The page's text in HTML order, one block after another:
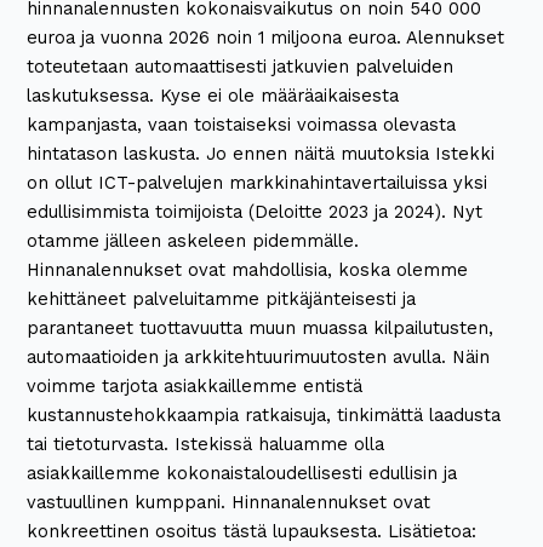
hinnanalennusten kokonaisvaikutus on noin 540 000
euroa ja vuonna 2026 noin 1 miljoona euroa. Alennukset
toteutetaan automaattisesti jatkuvien palveluiden
laskutuksessa. Kyse ei ole määräaikaisesta
kampanjasta, vaan toistaiseksi voimassa olevasta
hintatason laskusta. Jo ennen näitä muutoksia Istekki
on ollut ICT-palvelujen markkinahintavertailuissa yksi
edullisimmista toimijoista (Deloitte 2023 ja 2024). Nyt
otamme jälleen askeleen pidemmälle.
Hinnanalennukset ovat mahdollisia, koska olemme
kehittäneet palveluitamme pitkäjänteisesti ja
parantaneet tuottavuutta muun muassa kilpailutusten,
automaatioiden ja arkkitehtuurimuutosten avulla. Näin
voimme tarjota asiakkaillemme entistä
kustannustehokkaampia ratkaisuja, tinkimättä laadusta
tai tietoturvasta. Istekissä haluamme olla
asiakkaillemme kokonaistaloudellisesti edullisin ja
vastuullinen kumppani. Hinnanalennukset ovat
konkreettinen osoitus tästä lupauksesta. Lisätietoa: